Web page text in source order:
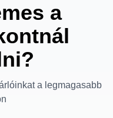
a
a legmagasabb